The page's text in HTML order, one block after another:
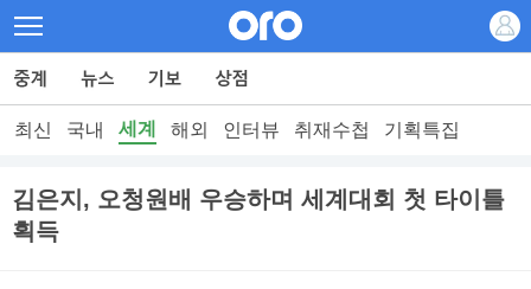
최신 국내 세계 해외 인터뷰 취재수첩 기획특집
김은지, 오청원배 우승하며 세계대회 첫 타이틀
획득